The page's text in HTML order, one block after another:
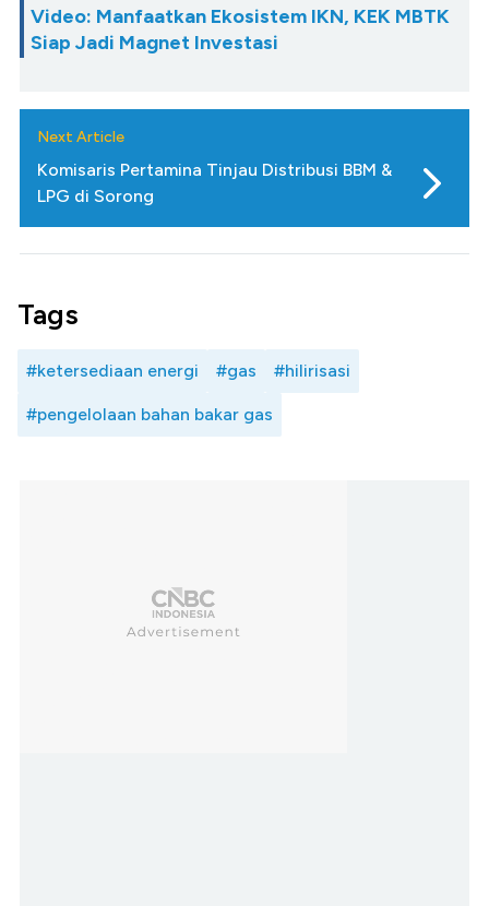
Video: Manfaatkan Ekosistem IKN, KEK MBTK
Siap Jadi Magnet Investasi
Next Article
Komisaris Pertamina Tinjau Distribusi BBM &
LPG di Sorong
Tags
#ketersediaan energi #gas #hilirisasi
#pengelolaan bahan bakar gas